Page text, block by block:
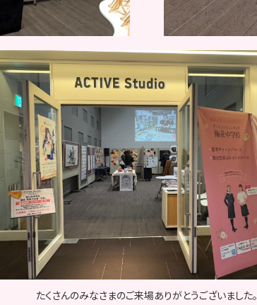
たくさんのみなさまのご来場ありがとうございました。